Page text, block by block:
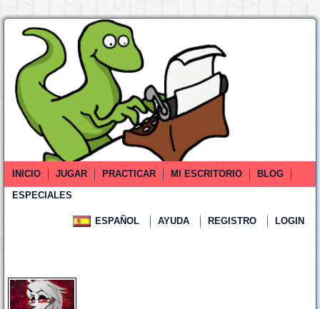
INICIO JUGAR PRACTICAR MI ESCRITORIO
BLOG
ESPECIALES
ESPAÑOL AYUDA REGISTRO LOGIN